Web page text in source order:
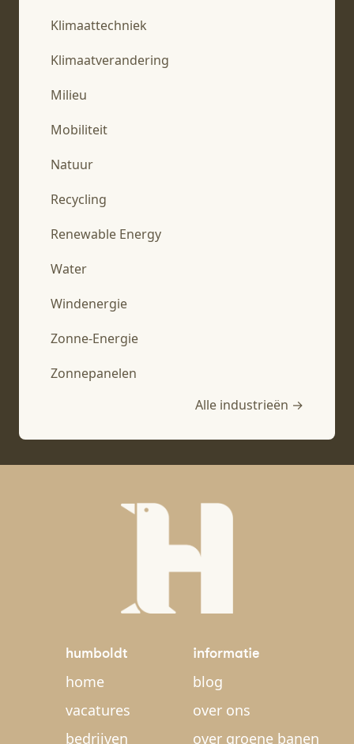
Klimaattechniek
Klimaatverandering
Milieu
Mobiliteit
Natuur
Recycling
Renewable Energy
Water
Windenergie
Zonne-Energie
Zonnepanelen
Alle industrieën →
humboldt
home
vacatures
bedrijven
informatie
blog
over ons
over groene banen